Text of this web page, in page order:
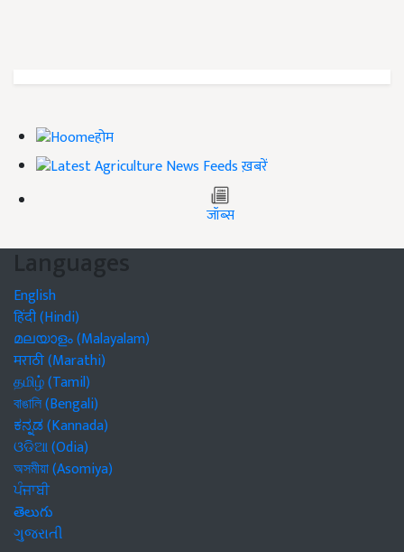
होम
ख़बरें
जॉब्स
Languages
English
हिंदी (Hindi)
മലയാളം (Malayalam)
मराठी (Marathi)
தமிழ் (Tamil)
বাঙালি (Bengali)
ಕನ್ನಡ (Kannada)
ଓଡିଆ (Odia)
অসমীয়া (Asomiya)
ਪੰਜਾਬੀ
తెలుగు
ગુજરાતી